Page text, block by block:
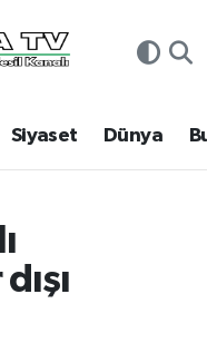
Siyaset Dünya